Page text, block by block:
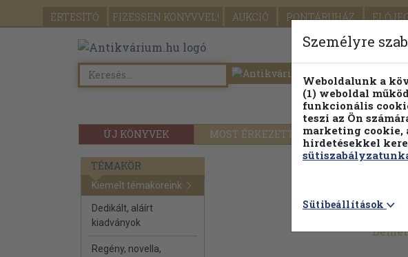
ÉRTESÍTŐ FIZESSEN KÖNYVVEL! AUKCIÓ PONTÁRUHÁZ
ÚJ KÖNYVEK MOST ÉRKEZETT PILLANATNYI
TÉMAKÖR
Kiemelt témaköreink
Dedikált, aláírt
kiadványok
Regény, novella,
Személyre
Weboldalunk a
(1) weboldal
funkcionális
teszi az Ön
marketing cookie,
hirdetésekkel
Sütibeállítások